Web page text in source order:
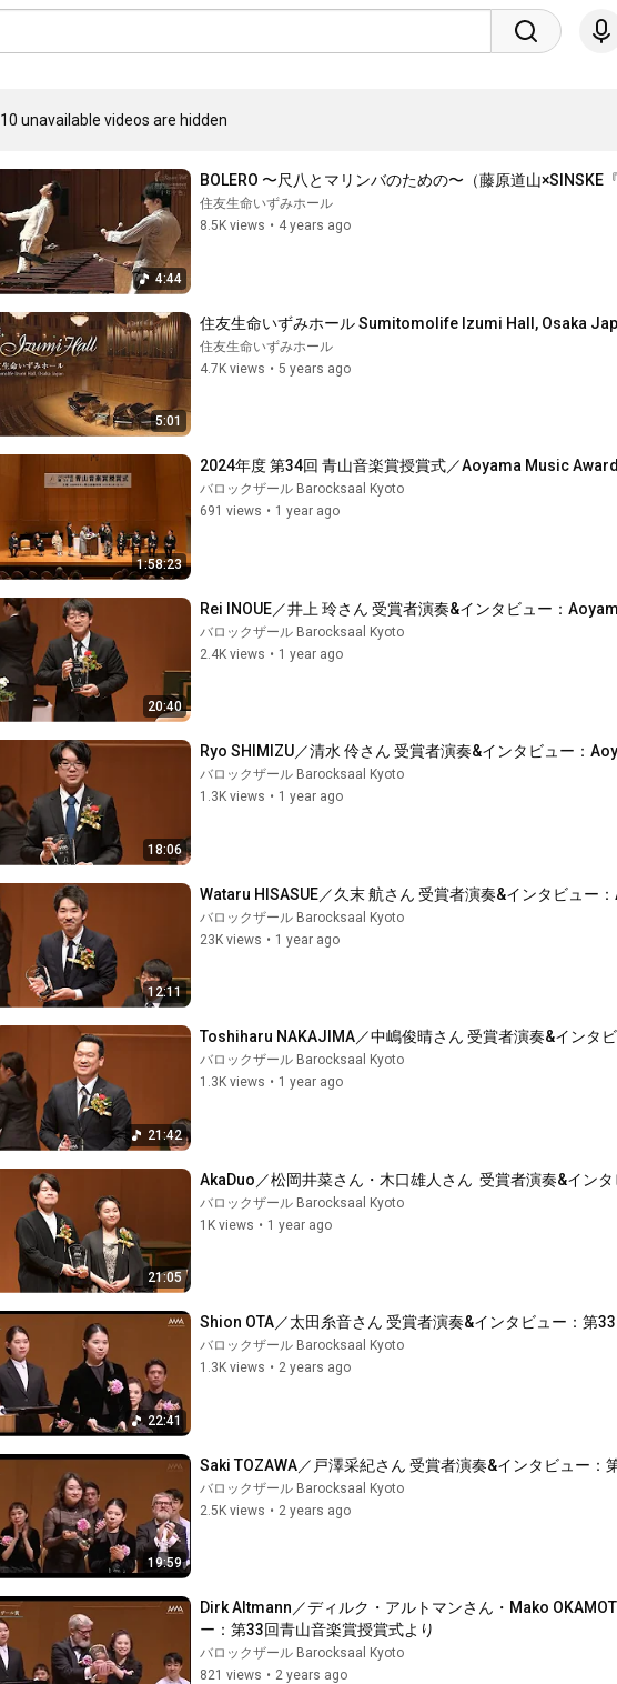
10 unavailable videos are hidden
4:44
BOLERO 〜尺八とマリンバのための〜（藤原道山×SINSKE
住友生命いずみホール
8.5K views • 4 years ago
5:01
住友生命いずみホール Sumitomolife Izumi Hall, Osaka
住友生命いずみホール
4.7K views • 5 years ago
1:58:23
2024年度 第34回 青山音楽賞授賞式／Aoyama Music Award
バロックザール Barocksaal Kyoto
691 views • 1 year ago
20:40
Rei INOUE／井上 玲さん 受賞者演奏&インタビュー：
バロックザール Barocksaal Kyoto
2.4K views • 1 year ago
18:06
Ryo SHIMIZU／清水 伶さん 受賞者演奏&インタビュー：
バロックザール Barocksaal Kyoto
1.3K views • 1 year ago
12:11
Wataru HISASUE／久末 航さん 受賞者演奏&インタビュー
バロックザール Barocksaal Kyoto
23K views • 1 year ago
21:42
Toshiharu NAKAJIMA／中嶋俊晴さん 受賞者演奏&インタ
バロックザール Barocksaal Kyoto
1.3K views • 1 year ago
21:05
AkaDuo／松岡井菜さん・木口雄人さん  受賞者演奏&イン
バロックザール Barocksaal Kyoto
1K views • 1 year ago
22:41
Shion OTA／太田糸音さん 受賞者演奏&インタビュー：第
バロックザール Barocksaal Kyoto
1.3K views • 2 years ago
19:59
Saki TOZAWA／戸澤采紀さん 受賞者演奏&インタビュー：
バロックザール Barocksaal Kyoto
2.5K views • 2 years ago
Dirk Altmann／ディルク・アルトマンさん・Mako
ー：第33回青山音楽賞授賞式より
バロックザール Barocksaal Kyoto
821 views • 2 years ago